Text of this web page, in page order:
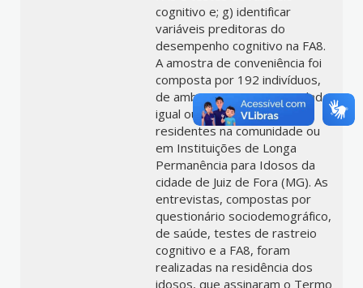
cognitivo e; g) identificar
variáveis preditoras do
desempenho cognitivo na FA8.
A amostra de conveniência foi
composta por 192 indivíduos,
de ambos os sexos, com idade
igual ou superior a 60 anos,
residentes na comunidade ou
em Instituições de Longa
Permanência para Idosos da
cidade de Juiz de Fora (MG). As
entrevistas, compostas por
questionário sociodemográfico,
de saúde, testes de rastreio
cognitivo e a FA8, foram
realizadas na residência dos
idosos, que assinaram o Termo